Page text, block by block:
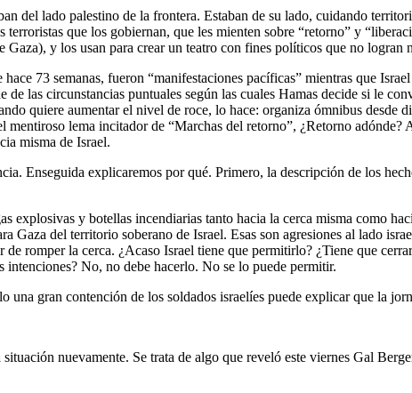
del lado palestino de la frontera. Estaban de su lado, cuidando
que los gobiernan, que les mienten sobre “retorno” y
y los usan para crear un teatro con fines políticos que no logran
73 semanas, fueron “manifestaciones pacíficas” mientras que
las circunstancias puntuales según las cuales Hamas decide si le
quiere aumentar el nivel de roce, lo hace: organiza ómnibus desde
lema incitador de “Marchas del retorno”, ¿Retorno
misma de Israel.
Enseguida explicaremos por qué. Primero, la descripción de los
explosivas y botellas incendiarias tanto hacia la cerca misma como
Gaza del territorio soberano de Israel. Esas son agresiones al lado
romper la cerca. ¿Acaso Israel tiene que permitirlo? ¿Tiene que
No, no debe hacerlo. No se lo puede permitir.
gran contención de los soldados israelíes puede explicar que la
nuevamente. Se trata de algo que reveló este viernes Gal